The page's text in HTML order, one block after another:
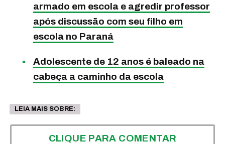
armado em escola e agredir professor
após discussão com seu filho em
escola no Paraná
Adolescente de 12 anos é baleado na
cabeça a caminho da escola
LEIA MAIS SOBRE:
CLIQUE PARA COMENTAR